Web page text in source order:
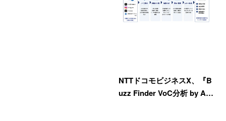
NTTドコモビジネスX、『B
uzz Finder VoC分析 by A…